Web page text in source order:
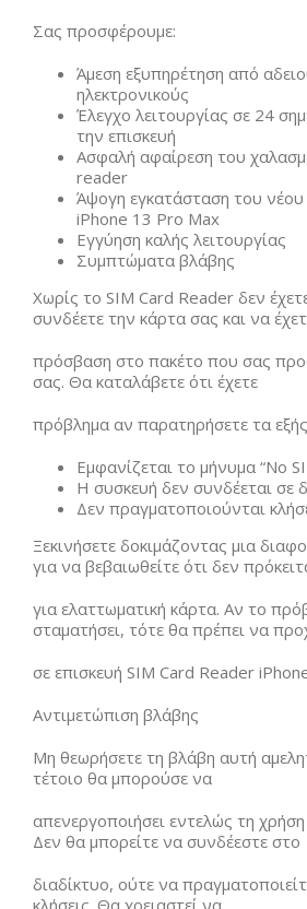
Σας προσφέρουμε:
Άμεση εξυπηρέτηση από
ηλεκτρονικούς
Έλεγχο λειτουργίας σε 24
την επισκευή
Ασφαλή αφαίρεση του
reader
Άψογη εγκατάσταση του
iPhone 13 Pro Max
Εγγύηση καλής λειτουργίας
Συμπτώματα βλάβης
Χωρίς το SIM Card Reader δεν
συνδέετε την κάρτα σας και να
πρόσβαση στο πακέτο που σας
σας. Θα καταλάβετε ότι έχετε
πρόβλημα αν παρατηρήσετε τα
Εμφανίζεται το μήνυμα “No
Η συσκευή δεν συνδέεται σε
Δεν πραγματοποιούνται
Ξεκινήσετε δοκιμάζοντας μια
για να βεβαιωθείτε ότι δεν
για ελαττωματική κάρτα. Αν το
σταματήσει, τότε θα πρέπει να
σε επισκευή SIM Card Reader
Αντιμετώπιση βλάβης
Μη θεωρήσετε τη βλάβη αυτή
τέτοιο θα μπορούσε να
απενεργοποιήσει εντελώς τη
Δεν θα μπορείτε να συνδέεστε στο
διαδίκτυο, ούτε να
κλήσεις. Θα χρειαστεί να